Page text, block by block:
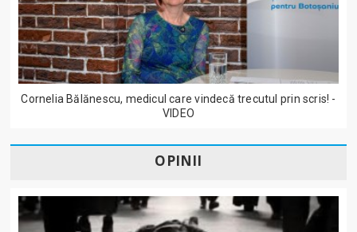
Cornelia Bălănescu, medicul care vindecă trecutul prin scris! -
VIDEO
OPINII